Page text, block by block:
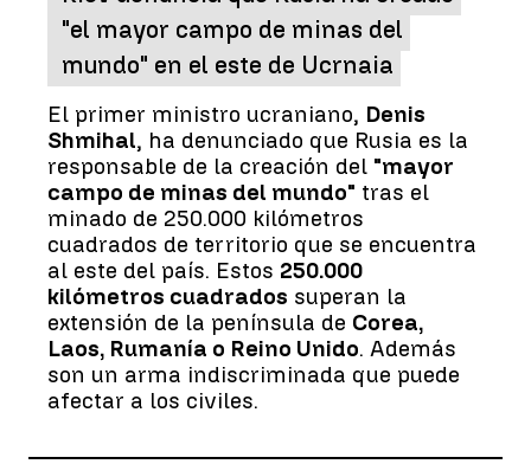
"el mayor campo de minas del
mundo" en el este de Ucrnaia
El primer ministro ucraniano, Denis
Shmihal, ha denunciado que Rusia es la
responsable de la creación del "mayor
campo de minas del mundo" tras el
minado de 250.000 kilómetros
cuadrados de territorio que se encuentra
al este del país. Estos 250.000
kilómetros cuadrados superan la
extensión de la península de Corea,
Laos, Rumanía o Reino Unido. Además
son un arma indiscriminada que puede
afectar a los civiles.